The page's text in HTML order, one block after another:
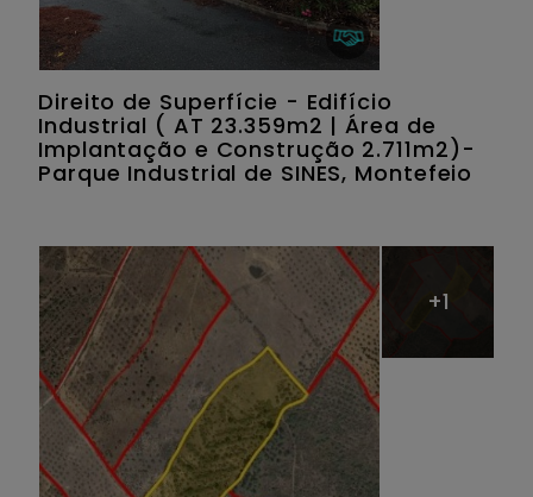
Direito de Superfície - Edifício
Industrial ( AT 23.359m2 | Área de
Implantação e Construção 2.711m2)-
Parque Industrial de SINES, Montefeio
+1